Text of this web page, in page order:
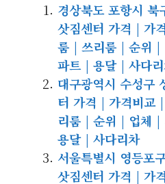
경상북도 포항시 북
삿짐센터 가격 | 가
룸 | 쓰리룸 | 순위
파트 | 용달 | 사다
대구광역시 수성구
터 가격 | 가격비교
리룸 | 순위 | 업체
용달 | 사다리차
서울특별시 영등포
삿짐센터 가격 | 가